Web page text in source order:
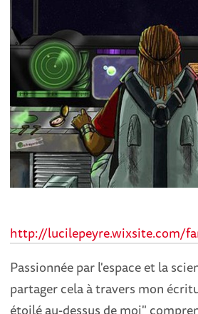
http://lucilepeyre.wixsite.com/
Passionnée par l'espace et la
partager cela à travers mon
étoilé au-dessus de moi"